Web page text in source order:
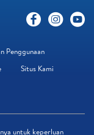
Penggunaan
Situs Kami
untuk keperluan